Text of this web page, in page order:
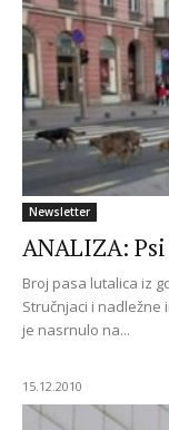
Newsletter
ANALIZA:
Broj pasa lutalica iz
Stručnjaci i nadležne
je nasrnulo na...
15.12.2010